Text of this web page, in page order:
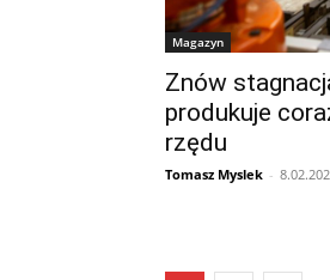
Magazyn
Znów
produkuje
rzędu
Tomasz Myslek -